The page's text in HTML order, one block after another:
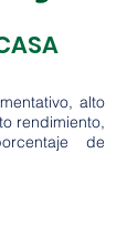
alto
rendimiento,
de